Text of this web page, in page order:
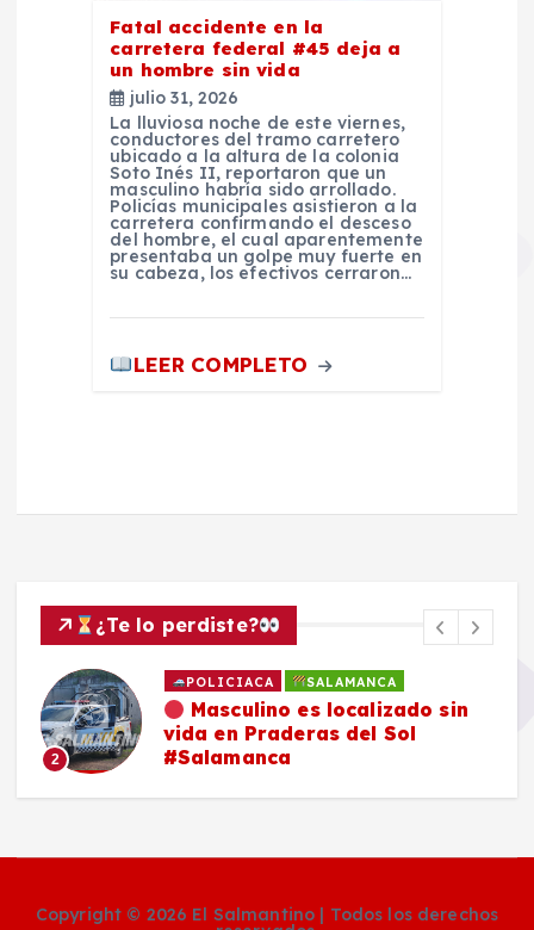
Fatal accidente en la
carretera federal #45 deja a
un hombre sin vida
julio 31, 2026
La lluviosa noche de este viernes,
conductores del tramo carretero
ubicado a la altura de la colonia
Soto Inés II, reportaron que un
masculino habría sido arrollado.
Policías municipales asistieron a la
carretera confirmando el desceso
del hombre, el cual aparentemente
presentaba un golpe muy fuerte en
su cabeza, los efectivos cerraron…
LEER COMPLETO
¿Te lo perdiste?
2
POLICIACA SALAMANCA
Masculino es localizado sin
vida en Praderas del Sol
#Salamanca
Copyright © 2026 El Salmantino | Todos los derechos